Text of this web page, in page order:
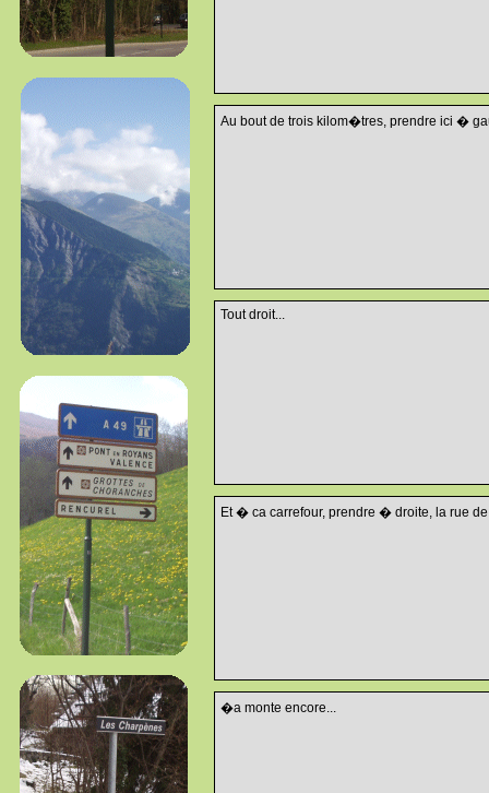
Au bout de trois kilom�tres, prendre ici �
Tout droit...
Et � ca carrefour, prendre � droite, la rue
�a monte encore...